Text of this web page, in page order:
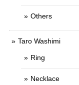
Others
Taro Washimi
Ring
Necklace